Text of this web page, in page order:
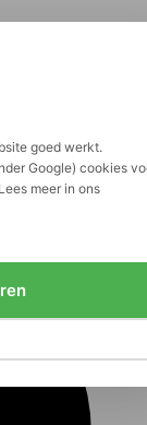
goed werkt.
Google) cookies
meer in ons